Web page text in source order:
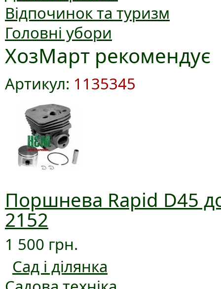
Відпочинок та туризм
Головні убори
ХозМарт рекомендує
Артикул: 1135345
Поршнева Rapid D45
2152
1 500 грн.
Сад і ділянка